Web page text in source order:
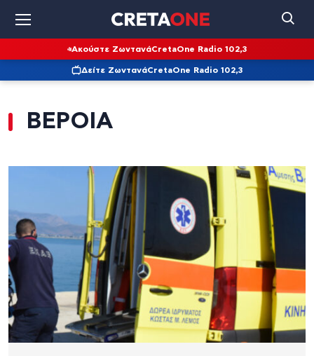
Ακούστε ΖωντανάCretaOne Radio 102,3
Δείτε ΖωντανάCretaOne Radio 102,3
ΒΕΡΟΙΑ